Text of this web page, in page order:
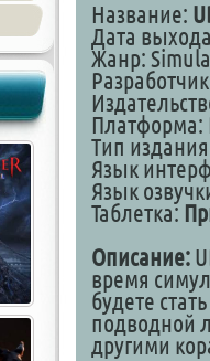
Название:
Дата
Жанр:
Платформа:
Тип
Язык
Язык
Таблетка:
Описание:
время
будете
подводной
другими